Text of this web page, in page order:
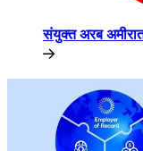
संयुक्त अरब